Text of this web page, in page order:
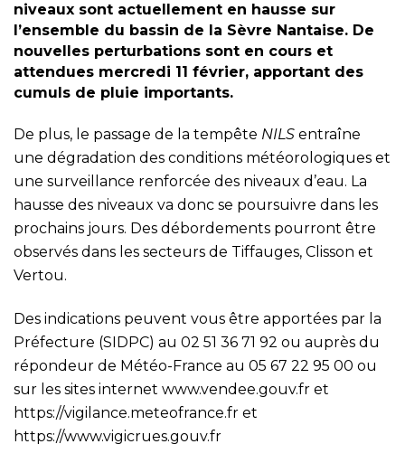
niveaux sont actuellement en hausse sur
l’ensemble du bassin de la Sèvre Nantaise. De
nouvelles perturbations sont en cours et
attendues mercredi 11 février, apportant des
cumuls de pluie importants.
De plus, le passage de la tempête NILS entraîne
une dégradation des conditions météorologiques et
une surveillance renforcée des niveaux d’eau. La
hausse des niveaux va donc se poursuivre dans les
prochains jours. Des débordements pourront être
observés dans les secteurs de Tiffauges, Clisson et
Vertou.
Des indications peuvent vous être apportées par la
Préfecture (SIDPC) au 02 51 36 71 92 ou auprès du
répondeur de Météo-France au 05 67 22 95 00 ou
sur les sites internet www.vendee.gouv.fr et
https://vigilance.meteofrance.fr et
https://www.vigicrues.gouv.fr